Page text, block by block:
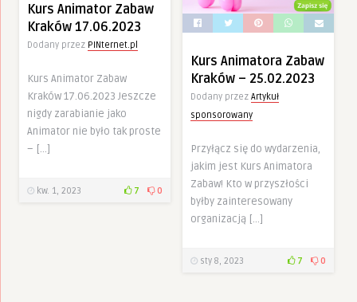
Kurs Animator Zabaw
Kraków 17.06.2023
Dodany przez PINternet.pl
Kurs Animator Zabaw
Kraków 17.06.2023 Jeszcze
nigdy zarabianie jako
Animator nie było tak proste
– […]
kw. 1, 2023 7 0
Kurs Animatora Zabaw
Kraków – 25.02.2023
Dodany przez Artykuł
sponsorowany
Przyłącz się do wydarzenia,
jakim jest Kurs Animatora
Zabaw! Kto w przyszłości
byłby zainteresowany
organizacją […]
sty 8, 2023 7 0